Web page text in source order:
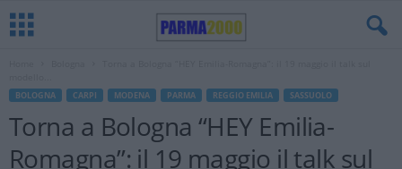
BOLOGNA CARPI MODENA PARMA REGGIO EMILIA SASSUOLO
Torna a Bologna “HEY Emilia-
Romagna”: il 19 maggio il talk sul